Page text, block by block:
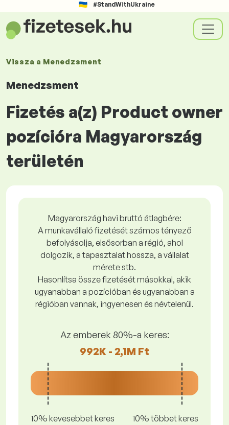
#StandWithUkraine
Vissza a Menedzsment
Menedzsment
Fizetés a(z) Product owner
pozícióra Magyarország
területén
Magyarország havi bruttó átlagbére:
A munkavállaló fizetését számos tényező
befolyásolja, elsősorban a régió, ahol
dolgozik, a tapasztalat hossza, a vállalat
mérete stb.
Hasonlítsa össze fizetését másokkal, akik
ugyanabban a pozícióban és ugyanabban a
régióban vannak, ingyenesen és névtelenül.
Az emberek 80%-a keres:
992K - 2,1M Ft
10% kevesebbet keres
10% többet keres